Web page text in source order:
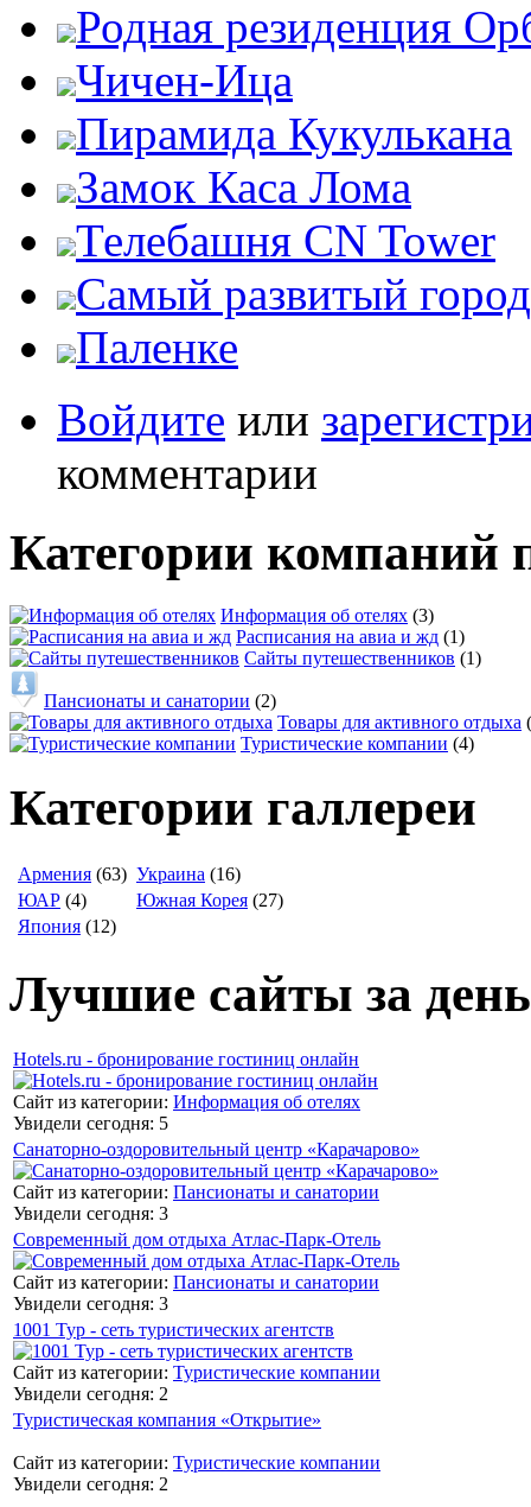
Родная резиденция
Чичен-Ица
Пирамида Кукулькана
Замок Каса Лома
Телебашня CN Tower
Самый развитый
Паленке
Войдите или
комментарии
Категории компаний
Информация об отелях (3)
Расписания на авиа и жд (1)
Сайты путешественников (1)
Пансионаты и санатории (2)
Товары для активного отдыха
Туристические компании (4)
Категории галлереи
Армения (63) Украина (16)
ЮАР (4) Южная Корея (27)
Япония (12)
Лучшие сайты за день
Hotels.ru - бронирование гостиниц онлайн
Сайт из категории: Информация об отелях
Увидели сегодня: 5
Санаторно-оздоровительный центр «Карачарово»
Сайт из категории: Пансионаты и санатории
Увидели сегодня: 3
Современный дом отдыха Атлас-Парк-Отель
Сайт из категории: Пансионаты и санатории
Увидели сегодня: 3
1001 Тур - сеть туристических агентств
Сайт из категории: Туристические компании
Увидели сегодня: 2
Туристическая компания «Открытие»
Сайт из категории: Туристические компании
Увидели сегодня: 2